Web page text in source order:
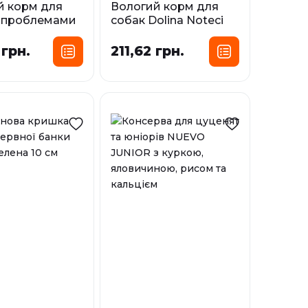
корм для
проблемами
Dolina Noteci
PERFECT
Вологий корм для
собак Dolina Noteci
Premium з індичкою
Фасування:
211,62 грн.